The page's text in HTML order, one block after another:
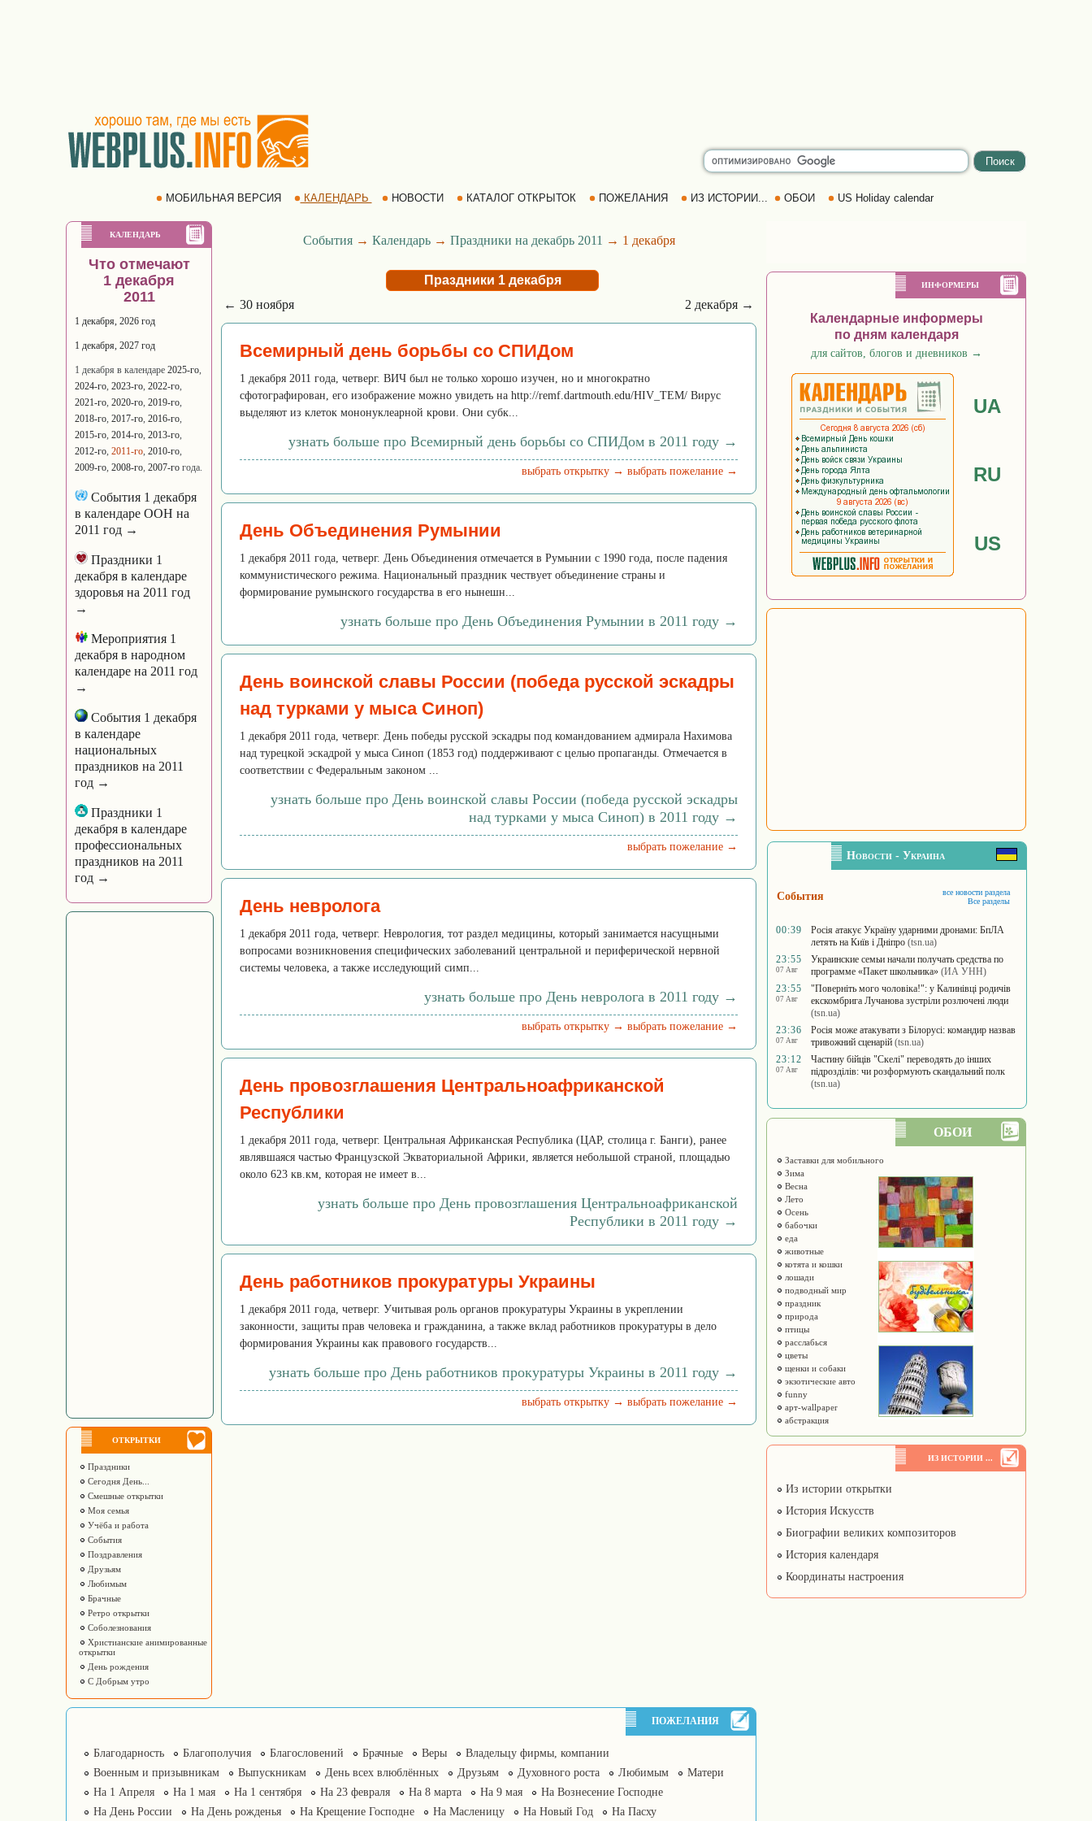
МОБИЛЬНАЯ ВЕРСИЯ КАЛЕНДАРЬ НОВОСТИ КАТАЛОГ ОТКРЫТОК ПОЖЕЛАНИЯ ИЗ ИСТОРИИ... ОБОИ US Holiday calendar
КАЛЕНДАРЬ
Что отмечают
1 декабря
2011
1 декабря, 2026 год
1 декабря, 2027 год
1 декабря в календаре 2025-го,
2024-го, 2023-го, 2022-го,
2021-го, 2020-го, 2019-го,
2018-го, 2017-го, 2016-го,
2015-го, 2014-го, 2013-го,
2012-го, 2011-го, 2010-го,
2009-го, 2008-го, 2007-го года.
События 1 декабря
в календаре ООН на
2011 год →
Праздники 1
декабря в календаре
здоровья на 2011 год
→
Мероприятия 1
декабря в народном
календаре на 2011 год
→
События 1 декабря
в календаре
национальных
праздников на 2011
год →
Праздники 1
декабря в календаре
профессиональных
праздников на 2011
год →
ОТКРЫТКИ
Праздники
Сегодня День...
Смешные открытки
Моя семья
Учёба и работа
События
Поздравления
Друзьям
Любимым
Брачные
Ретро открытки
Соболезнования
Христианские анимированные
открытки
День рождения
С Добрым утро
События → Календарь → Праздники на декабрь 2011 → 1 декабря
Праздники 1 декабря
← 30 ноября
2 декабря →
Всемирный день борьбы со СПИДом
1 декабря 2011 года, четверг. ВИЧ был не только хорошо изучен, но и многократно
сфотографирован, его изображение можно увидеть на http://remf.dartmouth.edu/HIV_TEM/ Вирус
выделяют из клеток мононуклеарной крови. Они субк...
узнать больше про Всемирный день борьбы со СПИДом в 2011 году →
выбрать открытку → выбрать пожелание →
День Объединения Румынии
1 декабря 2011 года, четверг. День Объединения отмечается в Румынии с 1990 года, после падения
коммунистического режима. Национальный праздник чествует объединение страны и
формирование румынского государства в его нынешн...
узнать больше про День Объединения Румынии в 2011 году →
День воинской славы России (победа русской эскадры
над турками у мыса Синоп)
1 декабря 2011 года, четверг. День победы русской эскадры под командованием адмирала Нахимова
над турецкой эскадрой у мыса Синоп (1853 год) поддерживают с целью пропаганды. Отмечается в
соответствии с Федеральным законом ...
узнать больше про День воинской славы России (победа русской эскадры
над турками у мыса Синоп) в 2011 году →
выбрать пожелание →
День невролога
1 декабря 2011 года, четверг. Неврология, тот раздел медицины, который занимается насущными
вопросами возникновения специфических заболеваний центральной и периферической нервной
системы человека, а также исследующий симп...
узнать больше про День невролога в 2011 году →
выбрать открытку → выбрать пожелание →
День провозглашения Центральноафриканской
Республики
1 декабря 2011 года, четверг. Центральная Африканская Республика (ЦАР, столица г. Банги), ранее
являвшаяся частью Французской Экваториальной Африки, является небольшой страной, площадью
около 623 кв.км, которая не имеет в...
узнать больше про День провозглашения Центральноафриканской
Республики в 2011 году →
День работников прокуратуры Украины
1 декабря 2011 года, четверг. Учитывая роль органов прокуратуры Украины в укреплении
законности, защиты прав человека и гражданина, а также вклад работников прокуратуры в дело
формирования Украины как правового государств...
узнать больше про День работников прокуратуры Украины в 2011 году →
выбрать открытку → выбрать пожелание →
ПОЖЕЛАНИЯ
Благодарность Благополучия Благословений Брачные Веры
Владельцу фирмы, компании
Военным и призывникам
Выпускникам День всех влюблённых Друзьям Духовного роста Любимым
Матери
На 1 Апреля
На 1 мая На 1 сентября На 23 февраля На 8 марта На 9 мая
На Вознесение Господне
На День России
На День рожденья На Крещение Господне На Масленицу На Новый Год На Пасху
ИНФОРМЕРЫ
Календарные информеры
по дням календаря
для сайтов, блогов и дневников →
UA
RU
US
Новости - Украина
События
все новости раздела
Все разделы
00:39
Росія атакує Україну ударними дронами: БпЛА
летять на Київ і Дніпро (tsn.ua)
23:55
07 Авг
Украинские семьи начали получать средства по
программе «Пакет школьника» (ИА УНН)
23:55
07 Авг
"Поверніть мого чоловіка!": у Калинівці родичів
екскомбрига Лучанова зустріли розлючені люди
(tsn.ua)
23:36
07 Авг
Росія може атакувати з Білорусі: командир назвав
тривожний сценарій (tsn.ua)
23:12
07 Авг
Частину бійців "Скелі" переводять до інших
підрозділів: чи розформують скандальний полк
(tsn.ua)
ОБОИ
Заставки для мобильного
Зима
Весна
Лето
Осень
бабочки
еда
животные
котята и кошки
лошади
подводный мир
праздник
природа
птицы
расслабься
цветы
щенки и собаки
экзотические авто
funny
арт-wallpaper
абстракция
ИЗ ИСТОРИИ ...
Из истории открытки
История Искусств
Биографии великих композиторов
История календаря
Координаты настроения